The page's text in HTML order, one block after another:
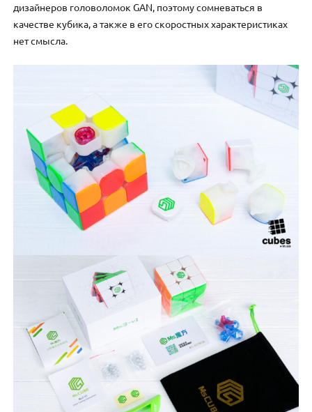
дизайнеров головоломок GAN, поэтому сомневаться в
качестве кубика, а также в его скоростных характеристиках
нет смысла.